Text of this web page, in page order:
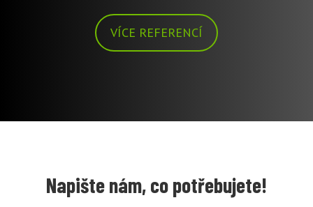
VÍCE REFERENCÍ
Napište nám, co potřebujete!